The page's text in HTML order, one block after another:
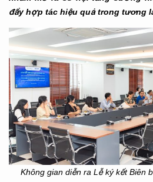
đẩy hợp tác hiệu quả trong tương
Không gian diễn ra Lễ ký kết Biên